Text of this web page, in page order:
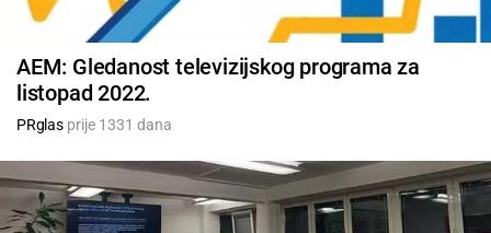
AEM: Gledanost televizijskog programa za
listopad 2022.
PRglasprije 1331 dana